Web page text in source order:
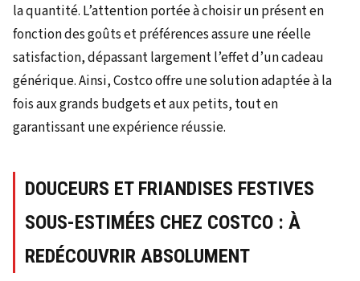
la quantité. L’attention portée à choisir un présent en
fonction des goûts et préférences assure une réelle
satisfaction, dépassant largement l’effet d’un cadeau
générique. Ainsi, Costco offre une solution adaptée à la
fois aux grands budgets et aux petits, tout en
garantissant une expérience réussie.
DOUCEURS ET FRIANDISES FESTIVES
SOUS-ESTIMÉES CHEZ COSTCO : À
REDÉCOUVRIR ABSOLUMENT